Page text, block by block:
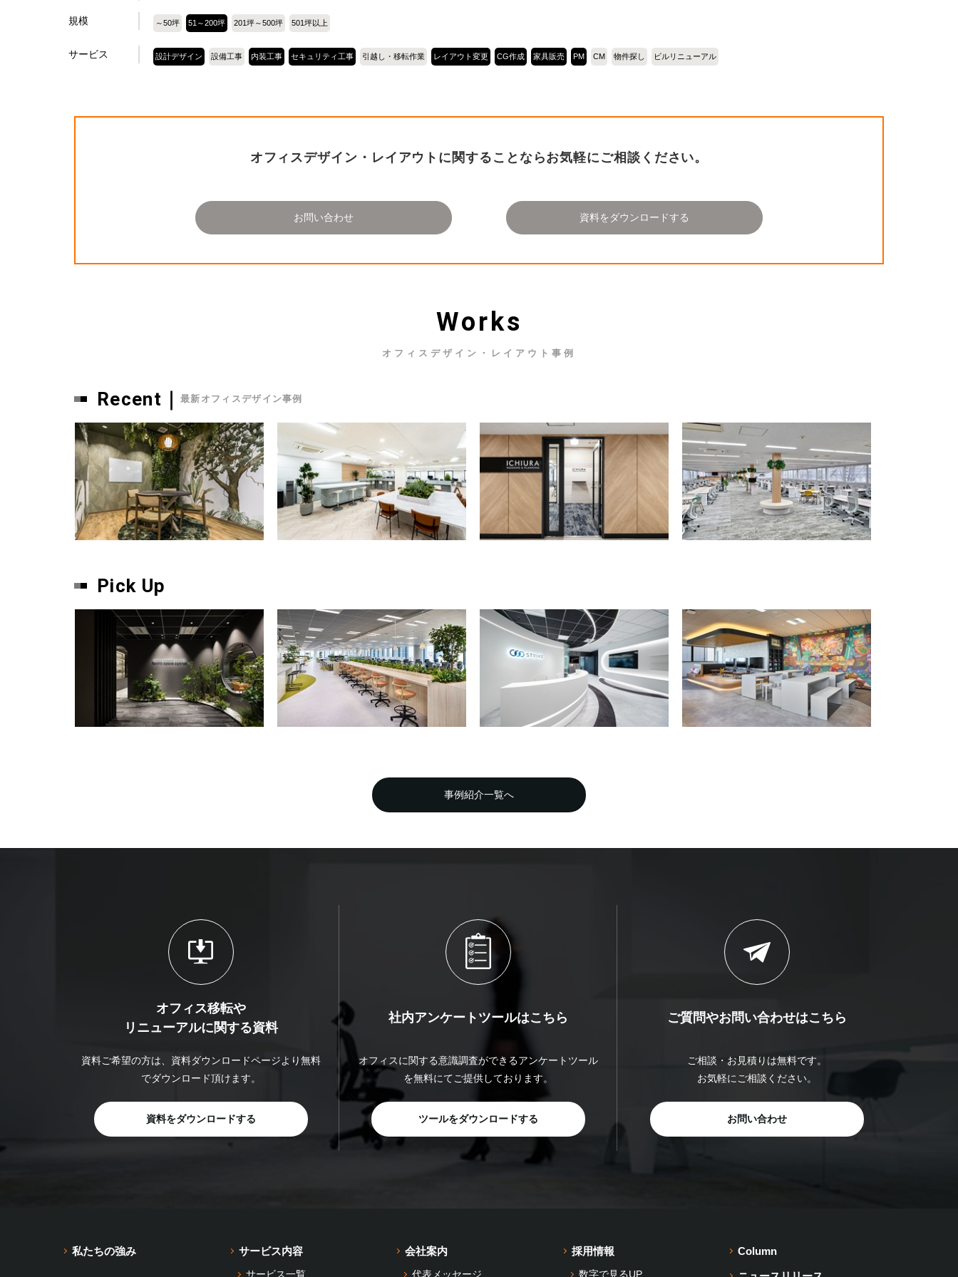
規模 ～50坪 51～200坪 201坪～500坪 501坪以上
サービス 設計デザイン 設備工事 内装工事 セキュリティ工事 引越し・移転作業 レイアウト変更 CG作成 家具販売 PM CM 物件探し ビルリニューアル
オフィスデザイン・レイアウトに関することならお気軽にご相談ください。
お問い合わせ 資料をダウンロードする
Works
オフィスデザイン・レイアウト事例
Recent｜最新オフィスデザイン事例
Pick Up
事例紹介一覧へ
オフィス移転や
リニューアルに関する資料
資料ご希望の方は、資料ダウンロードページより無料
でダウンロード頂けます。
資料をダウンロードする
社内アンケートツールはこちら
オフィスに関する意識調査ができるアンケートツール
を無料にてご提供しております。
ツールをダウンロードする
ご質問やお問い合わせはこちら
ご相談・お見積りは無料です。
お気軽にご相談ください。
お問い合わせ
私たちの強み サービス内容
サービス一覧
会社案内
代表メッセージ
採用情報
数字で見るUP
Column